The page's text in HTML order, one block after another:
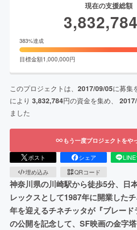
現在の支援総額
3,832,784
383%達成
目標金額1,000,000円
このプロジェクトは、 2017/09/05に募集
により 3,832,784円の資金を集め、
ました
もう一度プロジェクトをや
ポスト シェア
埋め込み
QRコード
神奈川県の川崎駅から徒歩5分、日
レックスとして1987年に開業した
年を迎えるチネチッタが『ブレード
の公開を記念して、SF映画の金字